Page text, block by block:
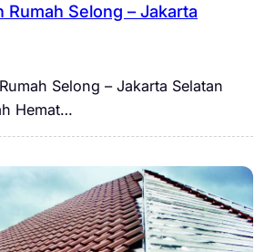
Rumah Selong – Jakarta
Selong – Jakarta Selatan
Hemat…